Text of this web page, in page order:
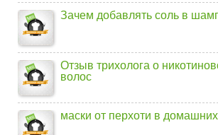
Зачем добавлять соль в
Отзыв трихолога о
волос
маски от перхоти в